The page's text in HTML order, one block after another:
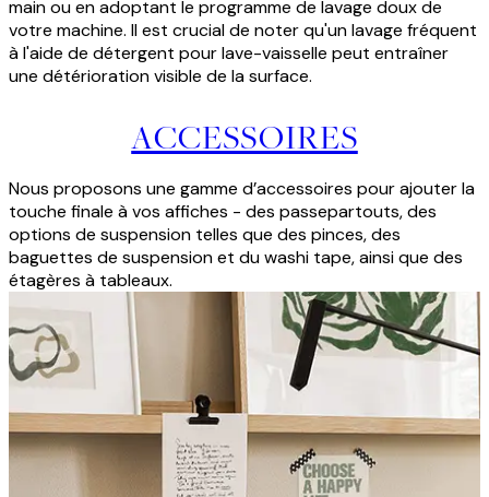
main ou en adoptant le programme de lavage doux de
votre machine. Il est crucial de noter qu'un lavage fréquent
à l'aide de détergent pour lave-vaisselle peut entraîner
une détérioration visible de la surface.
ACCESSOIRES
Nous proposons une gamme d’accessoires pour ajouter la
touche finale à vos affiches - des passepartouts, des
options de suspension telles que des pinces, des
baguettes de suspension et du washi tape, ainsi que des
étagères à tableaux.